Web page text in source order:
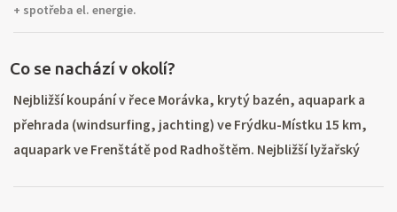
+ spotřeba el. energie.
Co se nachází v okolí?
Nejbližší koupání v řece Morávka, krytý bazén, aquapark a
přehrada (windsurfing, jachting) ve Frýdku-Místku 15 km,
aquapark ve Frenštátě pod Radhoštěm. Nejbližší lyžařský